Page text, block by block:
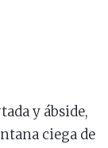
y ábside,
ciega de